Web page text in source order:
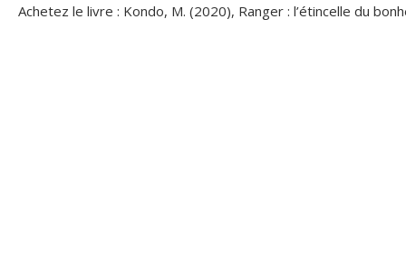
Achetez le livre : Kondo, M. (2020), Ranger : l’étincelle du